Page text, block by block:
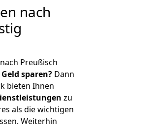
nach
Preußisch
sparen? Dann
bieten Ihnen
zu
als die wichtigen
Weiterhin